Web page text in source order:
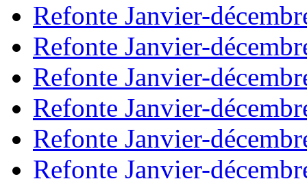
Refonte Janvier-
Refonte Janvier-
Refonte Janvier-
Refonte Janvier-
Refonte Janvier-
Refonte Janvier-